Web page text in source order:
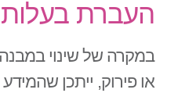
העברת
במקרה של שינוי
או פירוק, ייתכן